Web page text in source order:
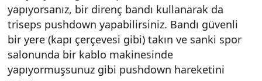
yapıyorsanız, bir direnç bandı kullanarak da
triseps pushdown yapabilirsiniz. Bandı güvenli
bir yere (kapı çerçevesi gibi) takın ve sanki spor
salonunda bir kablo makinesinde
yapıyormuşsunuz gibi pushdown hareketini